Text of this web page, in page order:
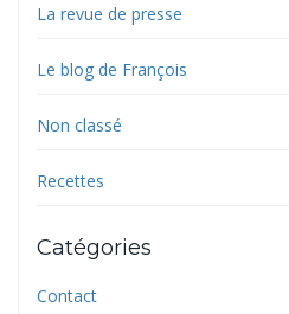
La revue de presse
Le blog de François
Non classé
Recettes
Catégories
Contact